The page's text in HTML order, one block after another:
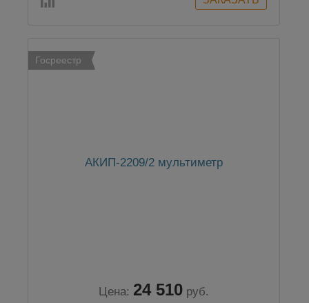
Госреестр
АКИП-2209/2 мультиметр
Цена: 24 510 руб.